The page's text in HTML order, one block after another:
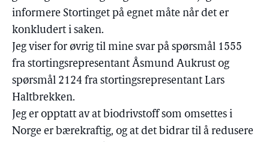
informere Stortinget på egnet måte når det er
konkludert i saken.
Jeg viser for øvrig til mine svar på spørsmål 1555
fra stortingsrepresentant Åsmund Aukrust og
spørsmål 2124 fra stortingsrepresentant Lars
Haltbrekken.
Jeg er opptatt av at biodrivstoff som omsettes i
Norge er bærekraftig, og at det bidrar til å redusere